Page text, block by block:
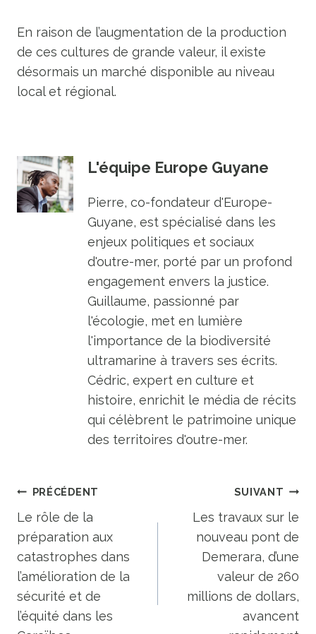
En raison de l’augmentation de la production
de ces cultures de grande valeur, il existe
désormais un marché disponible au niveau
local et régional.
L'équipe Europe Guyane
Pierre, co-fondateur d'Europe-
Guyane, est spécialisé dans les
enjeux politiques et sociaux
d'outre-mer, porté par un profond
engagement envers la justice.
Guillaume, passionné par
l'écologie, met en lumière
l'importance de la biodiversité
ultramarine à travers ses écrits.
Cédric, expert en culture et
histoire, enrichit le média de récits
qui célèbrent le patrimoine unique
des territoires d'outre-mer.
Navigation
de
l’article
PRÉCÉDENT
Le rôle de la
préparation aux
catastrophes dans
l’amélioration de la
sécurité et de
l’équité dans les
SUIVANT
Les travaux sur le
nouveau pont de
Demerara, d’une
valeur de 260
millions de dollars,
avancent